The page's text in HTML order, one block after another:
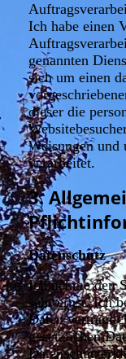
Ich habe einen
genannten
sich um einen
dieser die
Weisungen
verarbeitet.
3.
Datenschutz
Ich nehme den
sehr ernst. Ich
Daten
gesetzlichen